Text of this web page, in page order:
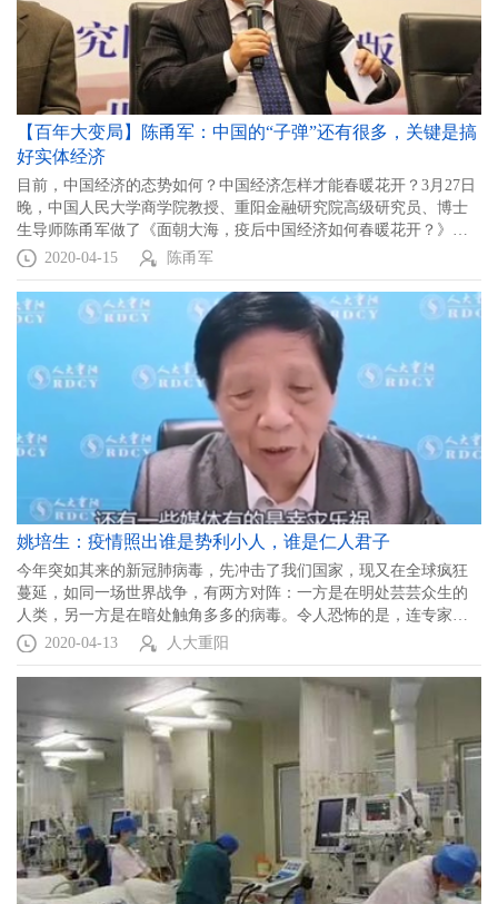
【百年大变局】陈甬军：中国的“子弹”还有很多，关键是搞
好实体经济
目前，中国经济的态势如何？中国经济怎样才能春暖花开？3月27日
晚，中国人民大学商学院教授、重阳金融研究院高级研究员、博士
生导师陈甬军做了《面朝大海，疫后中国经济如何春暖花开？》直
播讲座，提出了“四个抓、四个新型建设、两个助推”的十大对策。以
2020-04-15 陈甬军
姚培生：疫情照出谁是势利小人，谁是仁人君子
今年突如其来的新冠肺病毒，先冲击了我们国家，现又在全球疯狂
蔓延，如同一场世界战争，有两方对阵：一方是在明处芸芸众生的
人类，另一方是在暗处触角多多的病毒。令人恐怖的是，连专家目
前都无法弄清病毒的究竟来自何处，它们有多大威力？就像癌症一
2020-04-13 人大重阳